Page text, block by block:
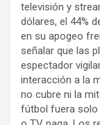
televisión y
dólares, el 44%
en su apogeo
señalar que las
espectador
interacción a la
no cubre ni la
fútbol fuera solo